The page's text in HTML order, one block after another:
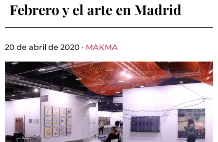
Febrero y el arte en Madrid
20 de abril de 2020 · MAKMA